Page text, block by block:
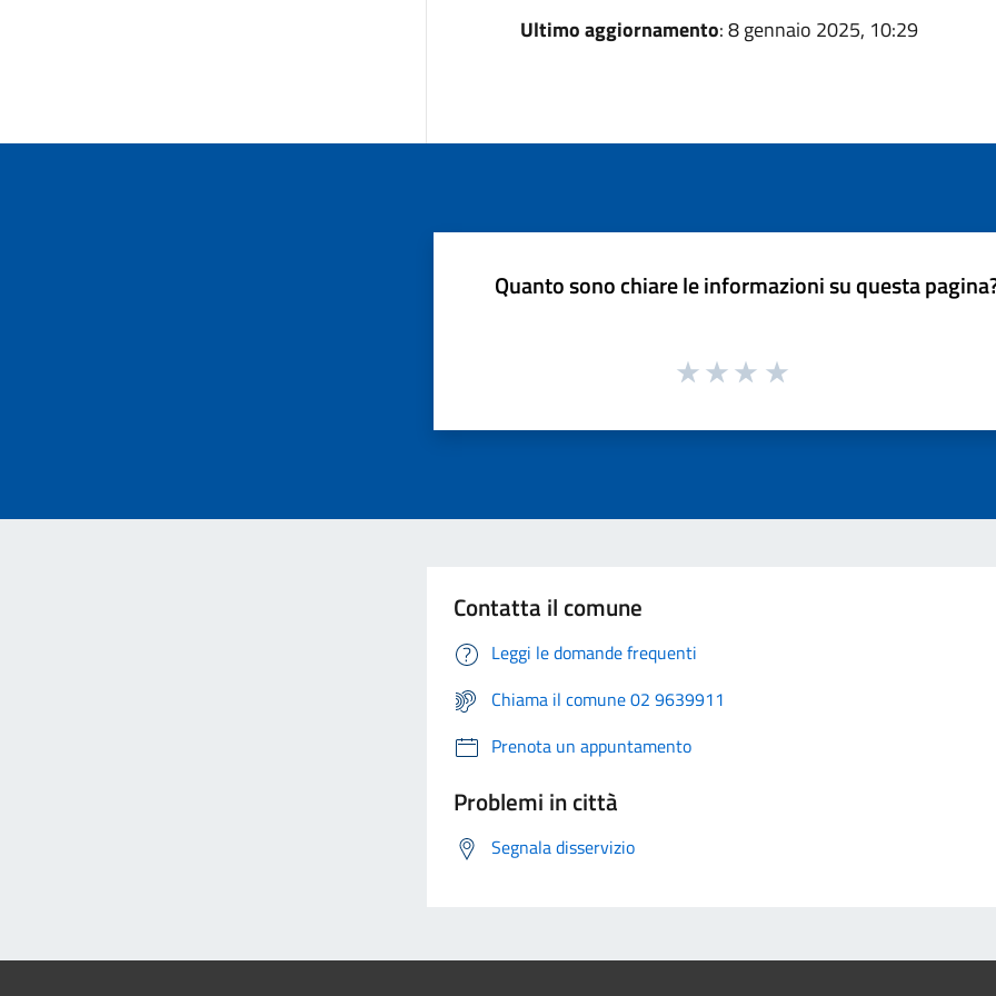
Ultimo aggiornamento: 8 gennaio 2025, 10:29
Quanto sono chiare le informazioni su questa
Contatta il comune
Leggi le domande frequenti
Chiama il comune 02 9639911
Prenota un appuntamento
Problemi in città
Segnala disservizio